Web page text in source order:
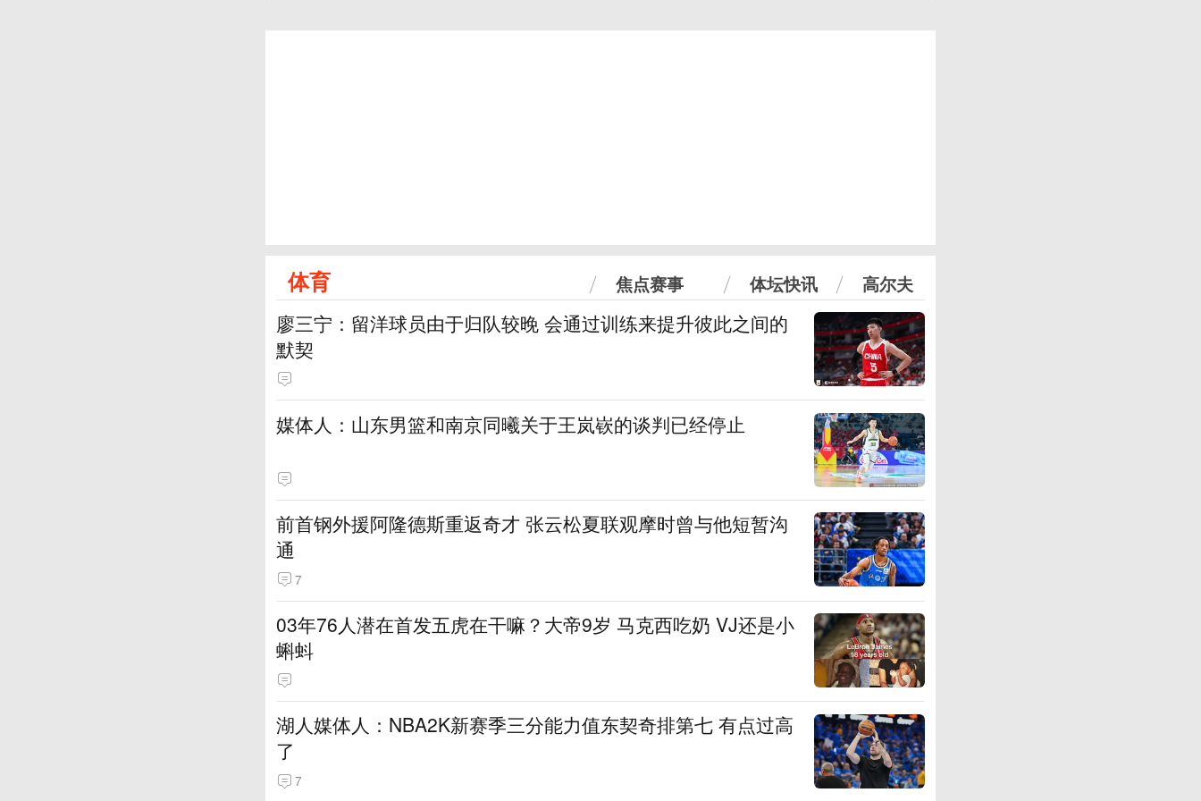
体育 焦点赛事 体坛快讯 高尔夫
廖三宁：留洋球员由于归队较晚 会通过训练来提升彼此之间的
默契
媒体人：山东男篮和南京同曦关于王岚嵚的谈判已经停止
前首钢外援阿隆德斯重返奇才 张云松夏联观摩时曾与他短暂沟
通
7
03年76人潜在首发五虎在干嘛？大帝9岁 马克西吃奶 VJ还是小
蝌蚪
湖人媒体人：NBA2K新赛季三分能力值东契奇排第七 有点过高
了
7